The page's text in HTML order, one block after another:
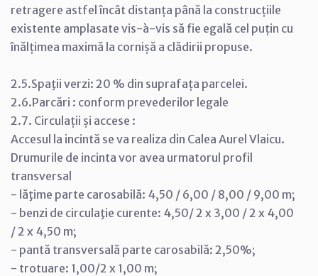
retragere astfel încât distanța până la construcțiile
existente amplasate vis-à-vis să fie egală cel puțin cu
înălțimea maximă la cornișă a clădirii propuse.
2.5.Spaţii verzi: 20 % din suprafața parcelei.
2.6.Parcări : conform prevederilor legale
2.7. Circulații și accese :
Accesul la incintă se va realiza din Calea Aurel Vlaicu.
Drumurile de incinta vor avea urmatorul profil
transversal
- lăţime parte carosabilă: 4,50 / 6,00 / 8,00 / 9,00 m;
- benzi de circulaţie curente: 4,50/ 2 x 3,00 / 2 x 4,00
/ 2 x 4,50 m;
- pantă transversală parte carosabilă: 2,50%;
- trotuare: 1,00/2 x 1,00 m;